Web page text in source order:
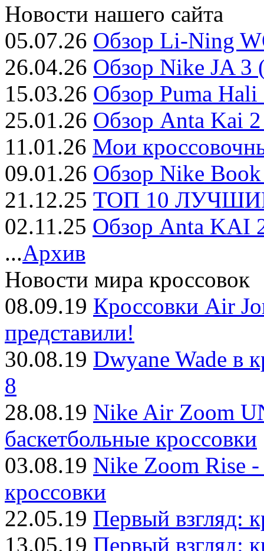
Новости нашего сайта
05.07.26 Обзор Li-Ning
26.04.26 Обзор Nike JA 3
15.03.26 Обзор Puma Hali
25.01.26 Обзор Anta Kai 2
11.01.26 Мои
09.01.26 Обзор Nike
21.12.25 ТОП 10
02.11.25 Обзор Anta KAI
...Архив
Новости мира кроссовок
08.09.19 Кроссовки Air
представили!
30.08.19 Dwyane Wade в
8
28.08.19 Nike Air Zoom
баскетбольные кроссовки
03.08.19 Nike Zoom Rise -
кроссовки
22.05.19 Первый взгляд:
13.05.19 Первый взгляд: